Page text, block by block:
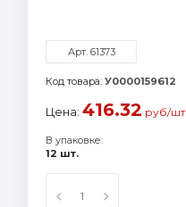
Арт. 61373
Код товара: У0000159612
Цена: 416.32 руб/шт
В упаковке:
12 шт.